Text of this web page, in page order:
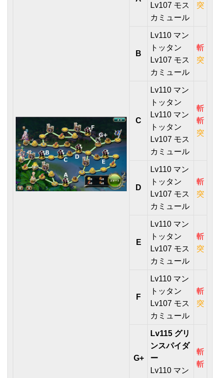
Lv107 モス
カミュール
突
B
Lv110 マン
トッタン
Lv107 モス
カミュール
斬
突
C
Lv110 マン
トッタン
Lv110 マン
トッタン
Lv107 モス
カミュール
斬
斬
突
D
Lv110 マン
トッタン
Lv107 モス
カミュール
斬
突
E
Lv110 マン
トッタン
Lv107 モス
カミュール
斬
突
F
Lv110 マン
トッタン
Lv107 モス
カミュール
斬
突
G+
Lv115 グリ
ンスパイダ
ー
Lv110 マン
斬
斬